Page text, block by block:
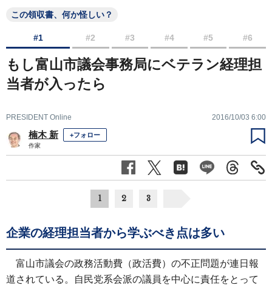
この領収書、何か怪しい？
#1 #2 #3 #4 #5 #6
もし富山市議会事務局にベテラン経理担
当者が入ったら
PRESIDENT Online 2016/10/03 6:00
楠木 新 +フォロー
作家
1 2 3
企業の経理担当者から学ぶべき点は多い
富山市議会の政務活動費（政活費）の不正問題が連日報
道されている。自民党系会派の議員を中心に責任をとって